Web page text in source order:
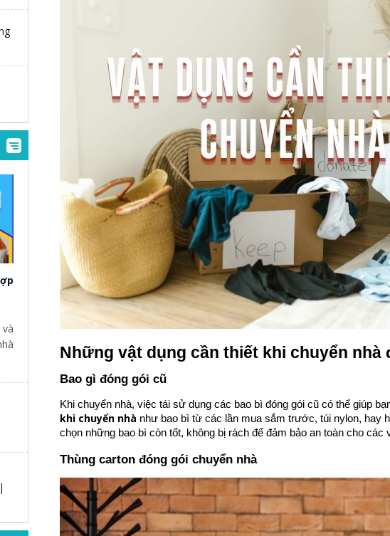
Những vật dụng cần thiết khi chuyển nhà
Bao gì đóng gói cũ
Khi chuyển nhà, việc tái sử dụng các bao bì đóng gói cũ có thể giúp
khi chuyển nhà như bao bì từ các lần mua sắm trước, túi nylon, hay
chọn những bao bì còn tốt, không bị rách để đảm bảo an toàn cho các
Thùng carton đóng gói chuyển nhà